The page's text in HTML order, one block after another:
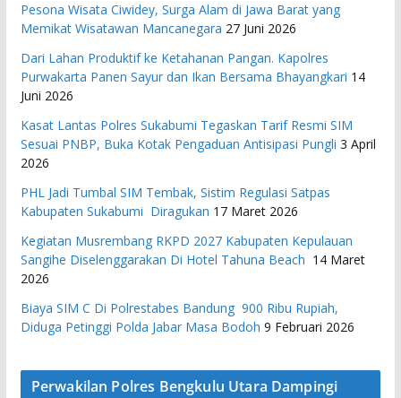
Pesona Wisata Ciwidey, Surga Alam di Jawa Barat yang
Memikat Wisatawan Mancanegara 27 Juni 2026
Dari Lahan Produktif ke Ketahanan Pangan. Kapolres
Purwakarta Panen Sayur dan Ikan Bersama Bhayangkari 14
Juni 2026
Kasat Lantas Polres Sukabumi Tegaskan Tarif Resmi SIM
Sesuai PNBP, Buka Kotak Pengaduan Antisipasi Pungli 3 April
2026
PHL Jadi Tumbal SIM Tembak, Sistim Regulasi Satpas
Kabupaten Sukabumi Diragukan 17 Maret 2026
Kegiatan Musrembang RKPD 2027 ​Kabupaten Kepulauan
Sangihe Diselenggarakan Di Hotel Tahuna Beach 14 Maret
2026
Biaya SIM C Di Polrestabes Bandung 900 Ribu Rupiah,
Diduga Petinggi Polda Jabar Masa Bodoh 9 Februari 2026
Perwakilan Polres Bengkulu Utara Dampingi